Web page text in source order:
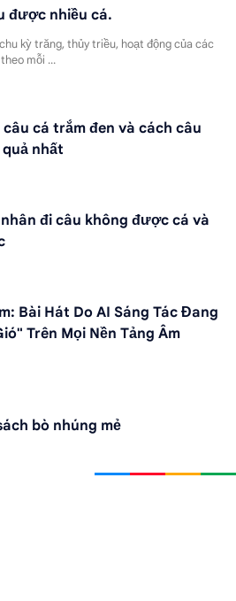
được nhiều cá.
kỳ trăng, thủy triều, hoạt động của các
mỗi …
cá trắm đen và cách câu
nhất
đi câu không được cá và
Bài Hát Do AI Sáng Tác Đang
Trên Mọi Nền Tảng Âm
bò nhúng mẻ